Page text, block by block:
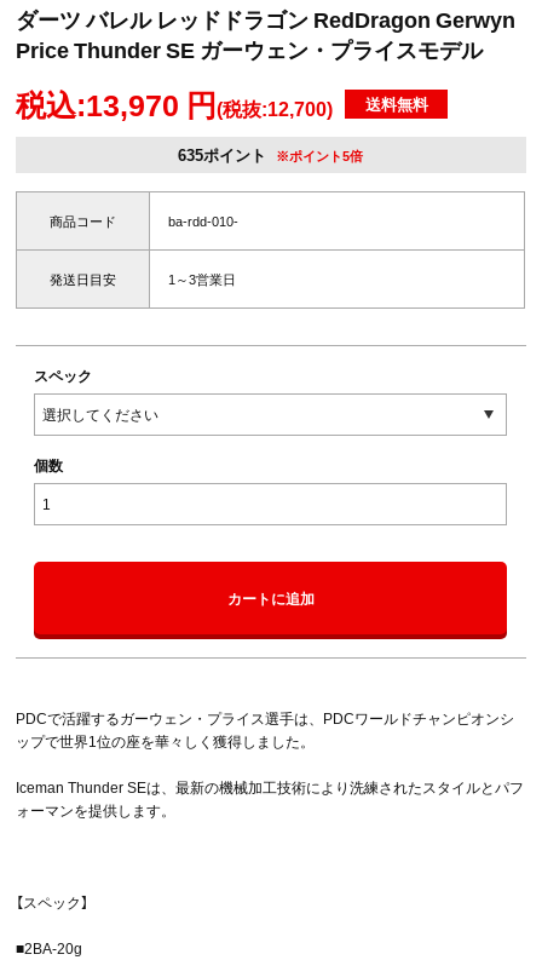
ダーツ バレル レッドドラゴン RedDragon Gerwyn
Price Thunder SE ガーウェン・プライスモデル
税込:13,970 円(税抜:12,700) 送料無料
635ポイント ※ポイント5倍
商品コード ba-rdd-010-
発送日目安 1～3営業日
スペック
個数
カートに追加
PDCで活躍するガーウェン・プライス選手は、PDCワールドチャンピオンシ
ップで世界1位の座を華々しく獲得しました。
Iceman Thunder SEは、最新の機械加工技術により洗練されたスタイルとパフ
ォーマンを提供します。
【スペック】
■2BA-20g